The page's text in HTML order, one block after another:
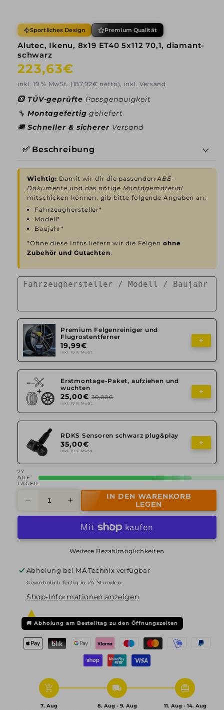
Sportliches Design Premium Qualität
Alutec, Ikenu, 8x19 ET40 5x112 70,1, diamant-
schwarz
Normaler
Preis
223,63€
inkl. 19 % MwSt. (187,92€ netto), inkl. Versand
🛞 TÜV-geprüfte Passgenauigkeit
🔧 Montagefertiggeliefert
🚚 Schneller & sicherer Versand
✅ Beschreibung
Wichtig: Damit wir dir die passendenABE-
Dokumente und das nötige Montagematerial
mitschicken können, gib bitte folgende Angaben an:
Fahrzeughersteller*
Modell*
Baujahr*
*Ohne diese Infos liefern wir die Felgen ohne
Zubehör und Gutachten.
Premium Felgenreiniger und
Flugrostentferner
19,99€
inkl. 19 % MwSt.
+
Erstmontage-Paket, aufziehen und
wuchten
25,00€ 30,00€
inkl. 19 % MwSt.
+
RDKS Sensoren schwarz plug&play
35,00€
inkl. 19 % MwSt.
+
77
AUF
LAGER
Verringere
die
8x19
ET40
70,1,
diamant-
schwarz
Erhöhe
die
Menge
Alutec,
8x19
ET40
5x112
70,1,
schwarz
IN DEN WARENKORB
LEGEN
Weitere Bezahlmöglichkeiten
Abholung bei MA Technix verfügbar
Gewöhnlich fertig in 24 Stunden
Shop-Informationen anzeigen
🚚 Abholung am Bestelltag zu den Öffnungszeiten
add_shopping_cart
7. Aug
local_shipping
8. Aug - 9. Aug
redeem
11. Aug - 14. Aug